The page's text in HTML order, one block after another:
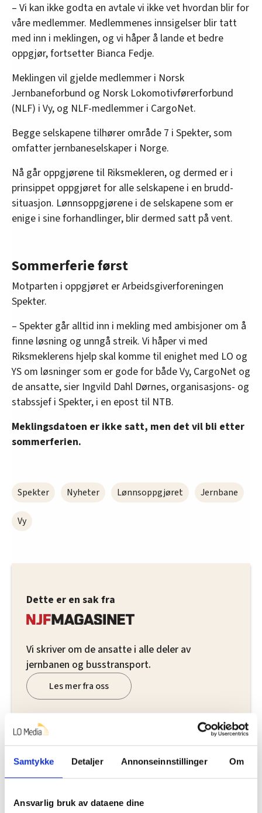
Samtykke Detaljer Annonseinnstillinger Om
Ansvarlig bruk av dataene dine
– Vi kan ikke godta en avtale vi ikke vet hvordan blir for
våre medlemmer. Medlemmenes innsigelser blir tatt
med inn i meklingen, og vi håper å lande et bedre
oppgjør, fortsetter Bianca Fedje.
Meklingen vil gjelde medlemmer i Norsk
Jernbaneforbund og Norsk Lokomotivførerforbund
(NLF) i Vy, og NLF-medlemmer i CargoNet.
Begge selskapene tilhører område 7 i Spekter, som
omfatter jernbaneselskaper i Norge.
Nå går oppgjørene til Riksmekleren, og dermed er i
prinsippet oppgjøret for alle selskapene i en brudd-
situasjon. Lønnsoppgjørene i de selskapene som er
enige i sine forhandlinger, blir dermed satt på vent.
Sommerferie først
Motparten i oppgjøret er Arbeidsgiverforeningen
Spekter.
– Spekter går alltid inn i mekling med ambisjoner om å
finne løsning og unngå streik. Vi håper vi med
Riksmeklerens hjelp skal komme til enighet med LO og
YS om løsninger som er gode for både Vy, CargoNet og
de ansatte, sier Ingvild Dahl Dørnes, organisasjons- og
stabssjef i Spekter, i en epost til NTB.
Meklingsdatoen er ikke satt, men det vil bli etter
sommerferien.
Spekter Nyheter Lønnsoppgjøret Jernbane
Vy
Dette er en sak fra
Vi skriver om de ansatte i alle deler av
jernbanen og busstransport.
Les mer fra oss
Del artikkel